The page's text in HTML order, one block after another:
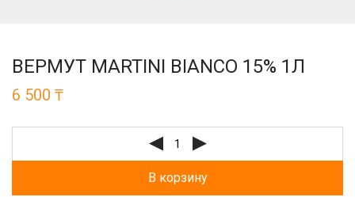
ВЕРМУТ MARTINI BIANCO 15% 1Л
6 500 ₸
В корзину